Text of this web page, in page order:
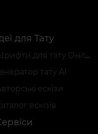
для Тату
Шрифти для тату Онлайн
тату AI
ескізи
ескізів